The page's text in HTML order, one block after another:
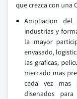
que crezca con una
Ampliacion del
industrias y
la mayor
envasado,
las graficas,
mercado mas
cada vez mas
disenados